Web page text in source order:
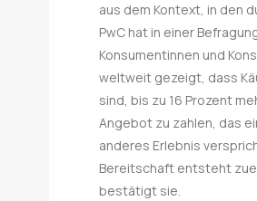
aus dem Kontext, in den
PwC hat in einer
Konsumentinnen und
weltweit gezeigt, dass
sind, bis zu 16 Prozent
Angebot zu zahlen, das
anderes Erlebnis
Bereitschaft entsteht
bestätigt sie.